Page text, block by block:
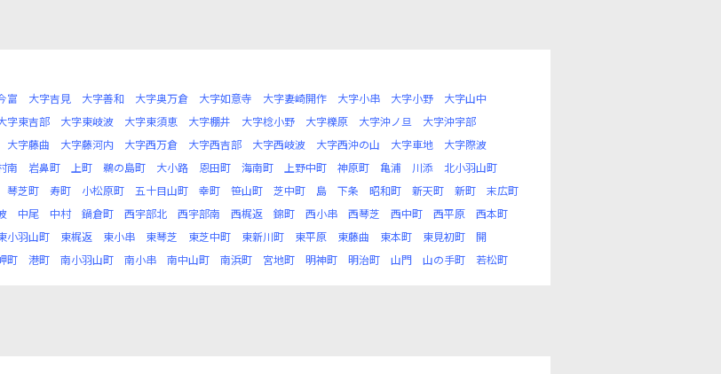
富 大字吉見 大字善和 大字奥万倉 大字如意寺 大字妻崎開作 大字小串 大字小野
大字山中
字東吉部 大字東岐波 大字東須恵 大字棚井 大字棯小野 大字櫟原 大字沖ノ旦
大字沖宇部
大字藤曲 大字藤河内 大字西万倉 大字西吉部 大字西岐波 大字西沖の山 大字車地
大字際波
南 岩鼻町 上町 鵜の島町 大小路 恩田町 海南町 上野中町 神原町 亀浦 川添
北小羽山町
琴芝町 寿町 小松原町 五十目山町 幸町 笹山町 芝中町 島 下条 昭和町 新天町 新町
末広町
中尾 中村 鍋倉町 西宇部北 西宇部南 西梶返 錦町 西小串 西琴芝 西中町 西平原
西本町
小羽山町 東梶返 東小串 東琴芝 東芝中町 東新川町 東平原 東藤曲 東本町 東見初町
開
町 港町 南小羽山町 南小串 南中山町 南浜町 宮地町 明神町 明治町 山門 山の手町 若松町